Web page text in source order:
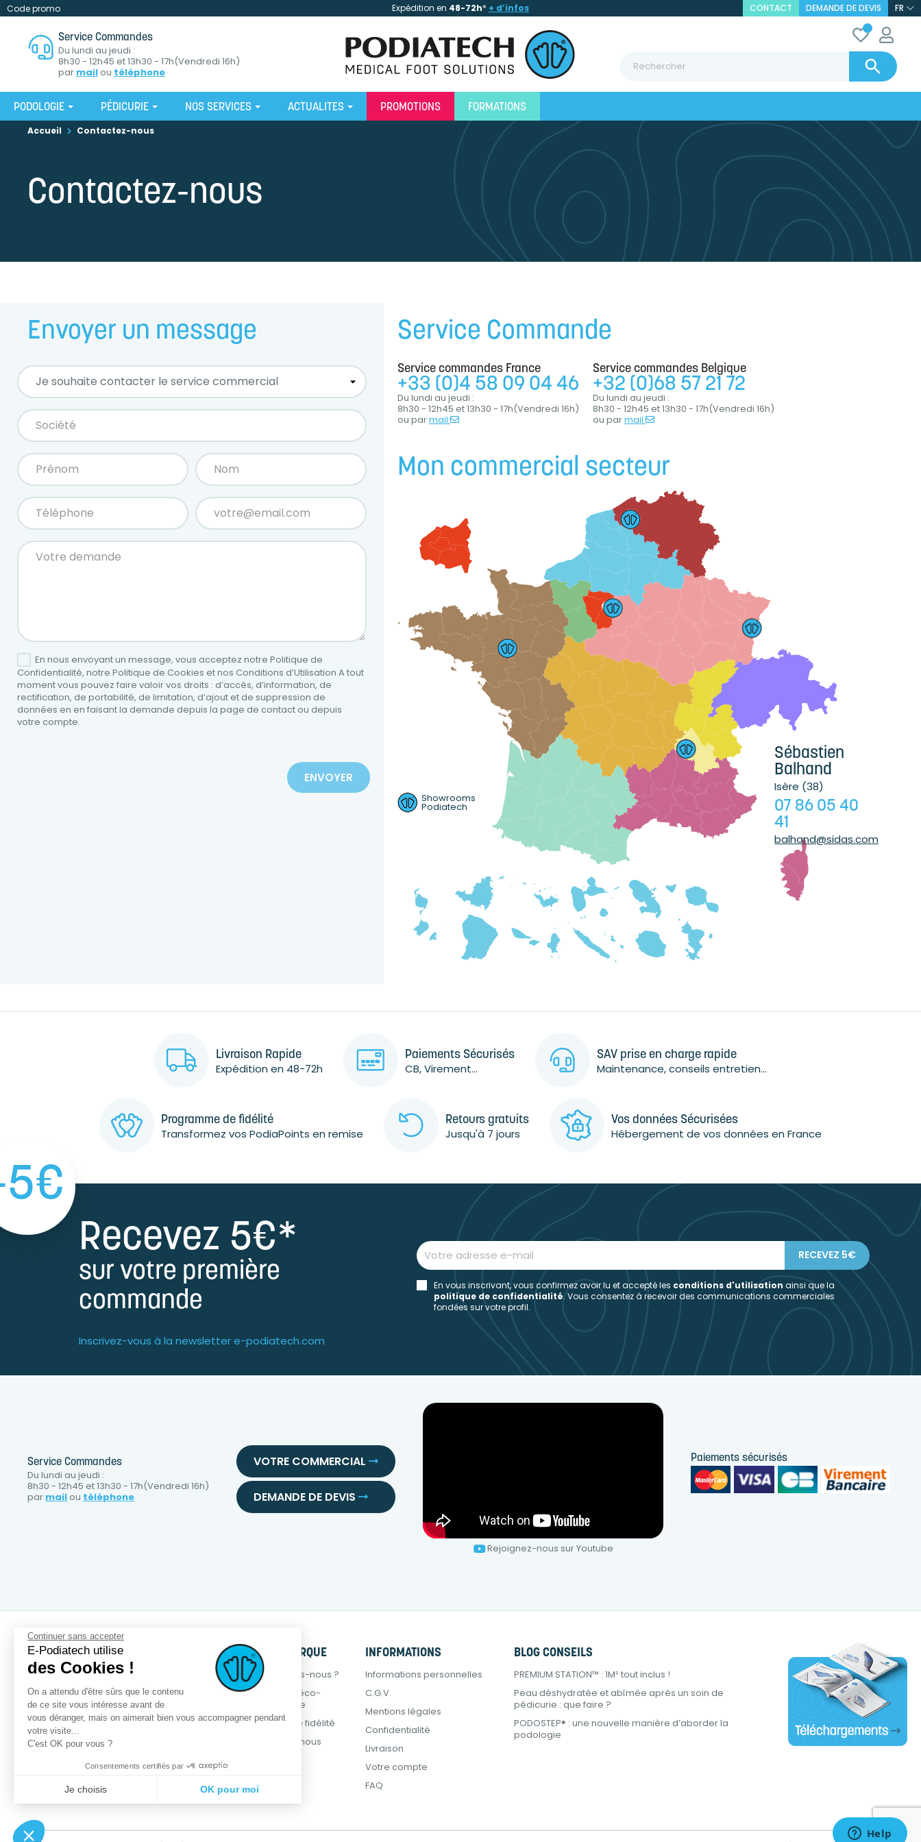
Code promo Expédition en 48-72h* + d’infos CONTACT DEMANDE DE DEVIS FR
Service Commandes
Du lundi au jeudi :
8h30 - 12h45 et 13h30 - 17h(Vendredi 16h)
par mailou téléphone 
PODOLOGIE PÉDICURIE NOS SERVICES ACTUALITES PROMOTIONS FORMATIONS
Accueil Contactez-nous
Contactez-nous
Envoyer un message
En nous envoyant un message, vous acceptez notre Politique de
Confidentialité, notre Politique de Cookies et nos Conditions d’Utilisation A tout
moment vous pouvez faire valoir vos droits : d’accès, d’information, de
rectification, de portabilité, de limitation, d’ajout et de suppression de
données en en faisant la demande depuis la page de contact ou depuis
votre compte.
Service Commande
Service commandes France
+33 (0)4 58 09 04 46
Du lundi au jeudi :
8h30 - 12h45 et 13h30 - 17h(Vendredi 16h)
ou parmail
Service commandes Belgique
+32 (0)68 57 21 72
Du lundi au jeudi :
8h30 - 12h45 et 13h30 - 17h(Vendredi 16h)
ou parmail
Mon commercial secteur
Sébastien
Balhand
Isère (38)
07 86 05 40
41
balhand@sidas.com
Showrooms
Podiatech
Livraison Rapide
Expédition en 48-72h
Paiements Sécurisés
CB, Virement...
SAV prise en charge rapide
Maintenance, conseils entretien...
Programme de fidélité
Transformez vos PodiaPoints en remise
Retours gratuits
Jusqu'à 7 jours
Vos données Sécurisées
Hébergement de vos données en France
Recevez 5€*
sur votre première
commande
Inscrivez-vous à la newsletter e-podiatech.com
En vous inscrivant, vous confirmez avoir lu et accepté les conditions d'utilisation ainsi que la
politique de confidentialité. Vous consentez à recevoir des communications commerciales
fondées sur votre profil.
Service Commandes
Du lundi au jeudi :
8h30 - 12h45 et 13h30 - 17h(Vendredi 16h)
par mail ou téléphone
VOTRE COMMERCIAL
DEMANDE DE DEVIS
Rejoignez-nous sur Youtube
Paiements sécurisés
SERVICES
OPCT® Factory
Services +
Service métier
Podia-Finder
Formations
Nouveaux produits
Meilleures ventes
Promotions
NOTRE MARQUE
Qui sommes-nous ?
Démarche éco-
responsable
Programme fidélité
Contactez-nous
INFORMATIONS
Informations personnelles
C.G.V.
Mentions légales
Confidentialité
Livraison
Votre compte
FAQ
BLOG CONSEILS
PREMIUM STATION™ : 1M² tout inclus !
Peau déshydratée et abîmée après un soin de
pédicurie : que faire ?
PODOSTEP® : une nouvelle manière d’aborder la
podologie
Continuer sans accepter
E-Podiatech utilise
des Cookies !
On a attendu d'être sûrs que le contenu
de ce site vous intéresse avant de
vous déranger, mais on aimerait bien vous accompagner pendant
votre visite...
C'est OK pour vous ?
Consentements certifiés par
Je choisis OK pour moi
Notre plateforme vous permet d'adapter et de gérer vos paramètres de confidentialité, en garantissant la conformité avec les réglementations. Personnalisez vos préférences pour contrôler la manière